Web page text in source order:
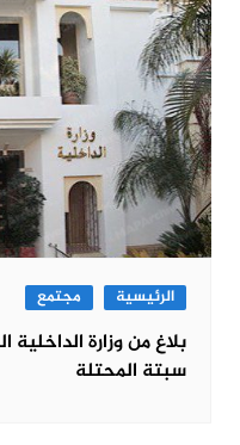
الرئيسية مجتمع
بلاغ من وزارة
سبتة المحتلة